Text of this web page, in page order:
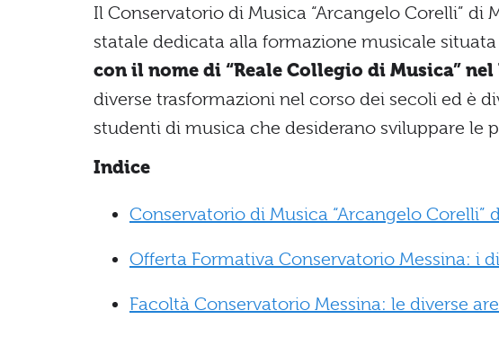
Il Conservatorio di Musica “Arcangelo Corelli” di
statale dedicata alla formazione musicale
con il nome di “Reale Collegio di Musica”
diverse trasformazioni nel corso dei secoli ed è
studenti di musica che desiderano sviluppare le
Indice
Conservatorio di Musica “Arcangelo
Offerta Formativa Conservatorio Messina: i
Facoltà Conservatorio Messina: le diverse